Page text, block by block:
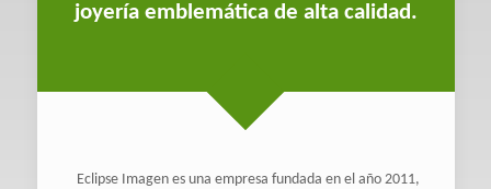
joyería emblemática de alta calidad.
Eclipse Imagen es una empresa fundada en el año 2011,